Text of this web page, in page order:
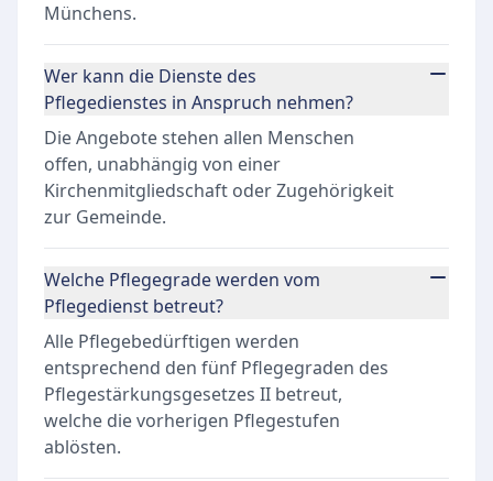
Münchens.
Wer kann die Dienste des
Pflegedienstes in Anspruch nehmen?
Die Angebote stehen allen Menschen
offen, unabhängig von einer
Kirchenmitgliedschaft oder Zugehörigkeit
zur Gemeinde.
Welche Pflegegrade werden vom
Pflegedienst betreut?
Alle Pflegebedürftigen werden
entsprechend den fünf Pflegegraden des
Pflegestärkungsgesetzes II betreut,
welche die vorherigen Pflegestufen
ablösten.